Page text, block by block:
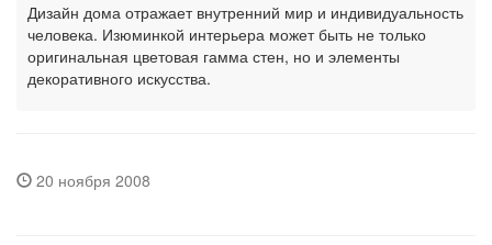
Дизайн дома отражает внутренний мир и индивидуальность
человека. Изюминкой интерьера может быть не только
оригинальная цветовая гамма стен, но и элементы
декоративного искусства.
20 ноября 2008